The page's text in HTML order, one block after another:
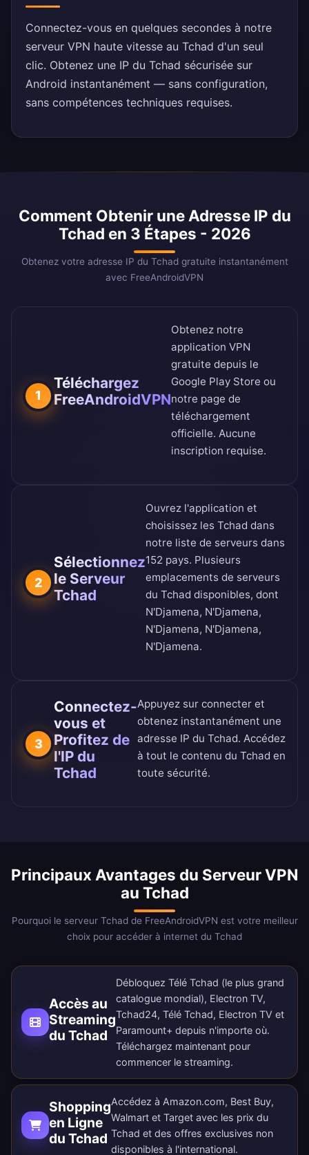
Connectez-vous en quelques secondes à notre
serveur VPN haute vitesse au Tchad d'un seul
clic. Obtenez une IP du Tchad sécurisée sur
Android instantanément — sans configuration,
sans compétences techniques requises.
Comment Obtenir une Adresse IP du
Tchad en 3 Étapes - 2026
Obtenez votre adresse IP du Tchad gratuite instantanément
avec FreeAndroidVPN
1
Téléchargez
FreeAndroidVPN
Obtenez notre
application VPN
gratuite depuis le
Google Play Store ou
notre page de
téléchargement
officielle. Aucune
inscription requise.
2
Sélectionnez
le Serveur
Tchad
Ouvrez l'application et
choisissez les Tchad dans
notre liste de serveurs dans
152 pays. Plusieurs
emplacements de serveurs
du Tchad disponibles, dont
N'Djamena, N'Djamena,
N'Djamena, N'Djamena,
N'Djamena.
3
Connectez-
vous et
Profitez de
l'IP du
Tchad
Appuyez sur connecter et
obtenez instantanément une
adresse IP du Tchad. Accédez
à tout le contenu du Tchad en
toute sécurité.
Principaux Avantages du Serveur VPN
au Tchad
Pourquoi le serveur Tchad de FreeAndroidVPN est votre meilleur
choix pour accéder à internet du Tchad
Accès au
Streaming
du Tchad
Débloquez Télé Tchad (le plus grand
catalogue mondial), Electron TV,
Tchad24, Télé Tchad, Electron TV et
Paramount+ depuis n'importe où.
Téléchargez maintenant pour
commencer le streaming.
Shopping
en Ligne
du Tchad
Accédez à Amazon.com, Best Buy,
Walmart et Target avec les prix du
Tchad et des offres exclusives non
disponibles à l'international.